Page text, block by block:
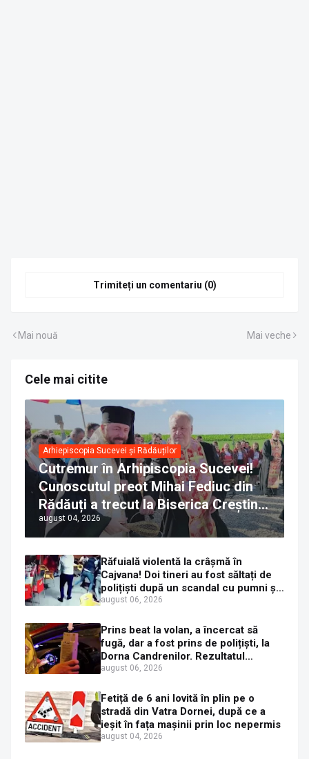
Trimiteți un comentariu (0)
Mai nouă Mai veche
Cele mai citite
Arhiepiscopia Sucevei și Rădăuților
Cutremur în Arhipiscopia Sucevei!
Cunoscutul preot Mihai Fediuc din
Rădăuți a trecut la Biserica Creștină
Ortodoxă Valahă. ÎPS Calinic anunță
că îi pregătește judecata canonică
august 04, 2026
Răfuială violentă la crâșmă în
Cajvana! Doi tineri au fost săltați de
polițiști după un scandal cu pumni și
mașini distruse
august 06, 2026
Prins beat la volan, a încercat să
fugă, dar a fost prins de polițiști, la
Dorna Candrenilor. Rezultatul
etilotestului: 1,59 mg/l alcool pur în
august 06, 2026
Fetiță de 6 ani lovită în plin pe o
stradă din Vatra Dornei, după ce a
ieșit în fața mașinii prin loc nepermis
august 04, 2026